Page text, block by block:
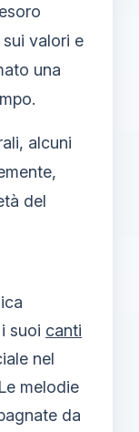
valori e
una
alcuni
del
suoi canti
nel
melodie
da